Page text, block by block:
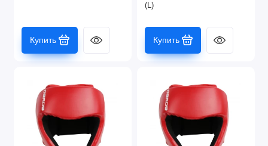
Купить
(L)
Купить